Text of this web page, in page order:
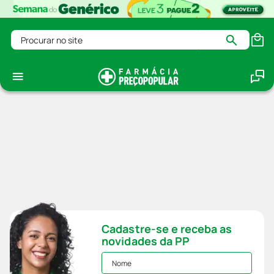
Procurar no site
Cadastre-se e receba as
novidades da PP